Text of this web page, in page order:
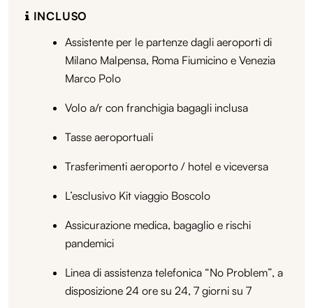
INCLUSO
Assistente per le partenze dagli aeroporti di
Milano Malpensa, Roma Fiumicino e Venezia
Marco Polo
Volo a/r con franchigia bagagli inclusa
Tasse aeroportuali
Trasferimenti aeroporto / hotel e viceversa
L’esclusivo Kit viaggio Boscolo
Assicurazione medica, bagaglio e rischi
pandemici
Linea di assistenza telefonica “No Problem”, a
disposizione 24 ore su 24, 7 giorni su 7